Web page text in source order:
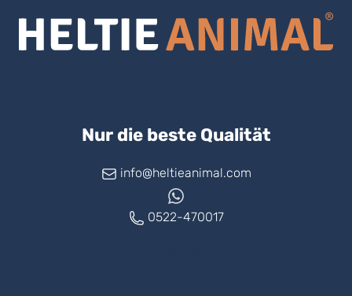
Nur die beste Qualität
info@heltieanimal.com
0522-470017